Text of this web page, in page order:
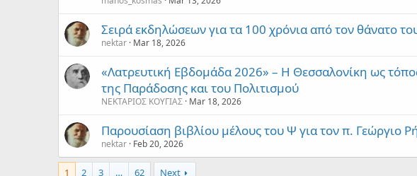
Σειρά εκδηλώσεων για τα 100 χρόνια από τον θάνατο
nektar Mar 18, 2026
«Λατρευτική Εβδομάδα 2026» – Η Θεσσαλονίκη ως
της Παράδοσης και του Πολιτισμού
ΝΕΚΤΑΡΙΟΣ ΚΟΥΓΙΑΣ Mar 18, 2026
Παρουσίαση βιβλίου μέλους του Ψ για τον π. Γεώργιο
nektar Feb 20, 2026
1 2 3 … 62 Next